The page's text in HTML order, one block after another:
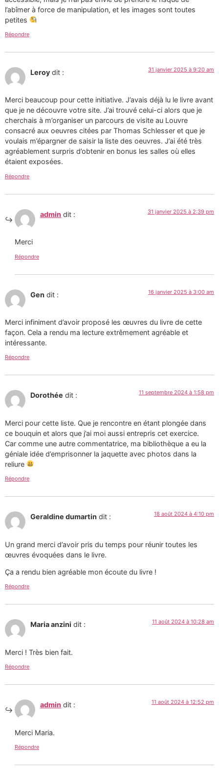
l’abîmer à force de manipulation, et les images sont toutes
petites
Répondre
Leroy dit : 31 janvier 2025 à 9:20 am
Merci beaucoup pour cette initiative. J’avais déjà lu le livre avant
que je ne découvre votre site. J’ai trouvé celui-ci alors que je
cherchais à m’organiser un parcours de visite au Louvre
consacré aux oeuvres citées par Thomas Schlesser et que je
voulais m’épargner de saisir la liste des oeuvres. J’ai été très
agréablement surpris d’obtenir en bonus les salles où elles
étaient exposées.
Répondre
admin dit : 31 janvier 2025 à 2:39 pm
Merci
Répondre
Gen dit : 16 janvier 2025 à 3:00 am
Merci infiniment d’avoir proposé les œuvres du livre de cette
façon. Cela a rendu ma lecture extrêmement agréable et
intéressante.
Répondre
Dorothée dit : 11 septembre 2024 à 1:58 pm
Merci pour cette liste. Que je rencontre en étant plongée dans
ce bouquin et alors que j’ai moi aussi entrepris cet exercice.
Car comme une autre commentatrice, ma bibliothèque a eu la
géniale idée d’emprisonner la jaquette avec photos dans la
reliure
Répondre
Geraldine dumartin dit : 18 août 2024 à 4:10 pm
Un grand merci d’avoir pris du temps pour réunir toutes les
œuvres évoquées dans le livre.
Ça a rendu bien agréable mon écoute du livre !
Répondre
Maria anzini dit : 11 août 2024 à 10:28 am
Merci ! Très bien fait.
Répondre
admin dit : 11 août 2024 à 12:52 pm
Merci Maria.
Répondre